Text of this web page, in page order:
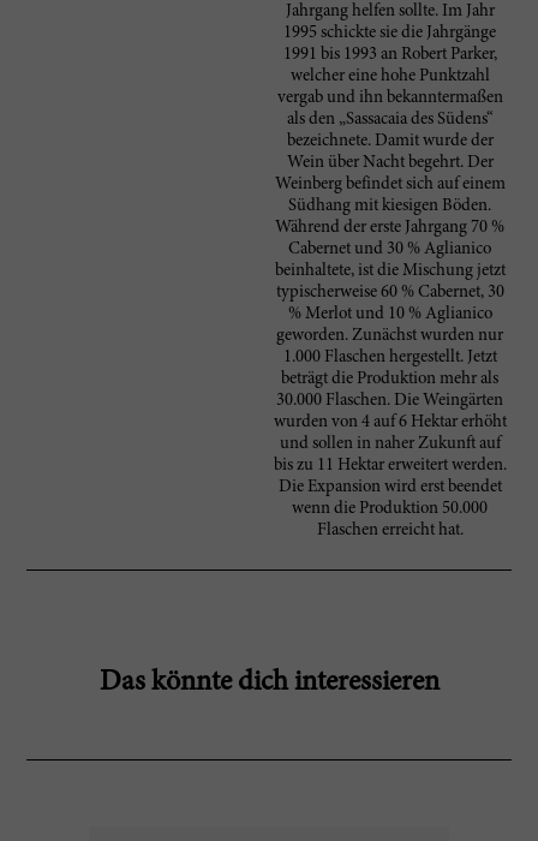
Jahrgang helfen sollte. Im Jahr
1995 schickte sie die Jahrgänge
1991 bis 1993 an Robert Parker,
welcher eine hohe Punktzahl
vergab und ihn bekanntermaßen
als den „Sassacaia des Südens“
bezeichnete. Damit wurde der
Wein über Nacht begehrt. Der
Weinberg befindet sich auf einem
Südhang mit kiesigen Böden.
Während der erste Jahrgang 70 %
Cabernet und 30 % Aglianico
beinhaltete, ist die Mischung jetzt
typischerweise 60 % Cabernet, 30
% Merlot und 10 % Aglianico
geworden. Zunächst wurden nur
1.000 Flaschen hergestellt. Jetzt
beträgt die Produktion mehr als
30.000 Flaschen. Die Weingärten
wurden von 4 auf 6 Hektar erhöht
und sollen in naher Zukunft auf
bis zu 11 Hektar erweitert werden.
Die Expansion wird erst beendet
wenn die Produktion 50.000
Flaschen erreicht hat.
Das könnte dich interessieren